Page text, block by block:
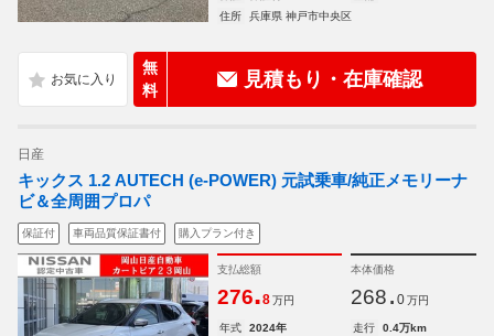
住所
兵庫県 神戸市中央区
無
料
見積もり・在庫確認
日産
キックス 1.2 AUTECH (e-POWER) 元試乗車/純正メモリーナ
ビ＆全周囲プロパ
保証付 車両品質保証書付 購入プラン付き
支払総額
276.8 万円
本体価格
268. 0 万円
年式 2024年 走行
0.4万km